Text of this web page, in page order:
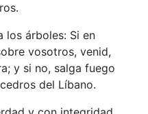
los árboles: Si en
vosotros, venid,
y si no, salga fuego
del Líbano.